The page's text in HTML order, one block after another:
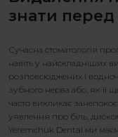
знати
Сучасна стоматологія
навіть у найскладніших
розповсюджених і
зубного нерва або, як її
часто викликає
уявлення про біль,
Yeremchuk Dental ми